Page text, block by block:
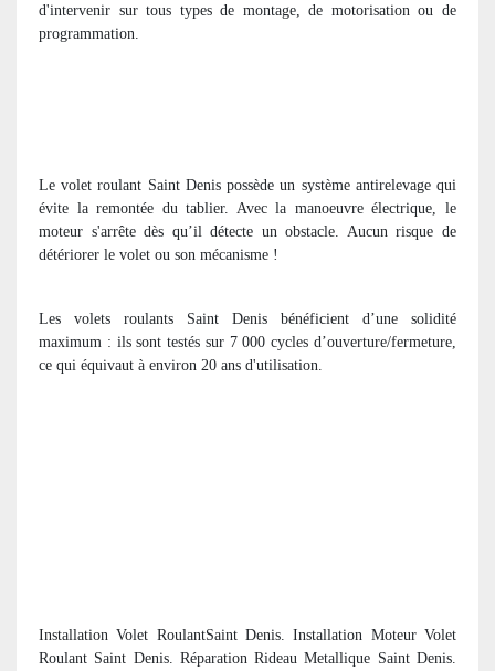
d'intervenir sur tous types de montage, de motorisation ou de
programmation.
Le volet roulant Saint Denis possède un système antirelevage qui
évite la remontée du tablier. Avec la manoeuvre électrique, le
moteur s'arrête dès qu’il détecte un obstacle. Aucun risque de
détériorer le volet ou son mécanisme !
Les volets roulants Saint Denis bénéficient d’une solidité
maximum : ils sont testés sur 7 000 cycles d’ouverture/fermeture,
ce qui équivaut à environ 20 ans d'utilisation.
Installation Volet RoulantSaint Denis. Installation Moteur Volet
Roulant Saint Denis. Réparation Rideau Metallique Saint Denis.